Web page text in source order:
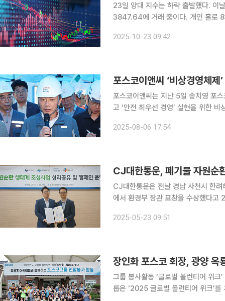
23일 양대 지수는 하락 출발했다. 이날 오전 9시 36분 기준 코스피는 전일보다 0.93% 내린
3847.64에 거래 중이다. 개인 홀로 8350억 원을 순매수, 외국인과 기관은 각각 3781억 원,
2.70원(0.19%) 오른 1433.70원에
2025-10-23 09:42
포스코이앤씨 ‘비상경영체
포스코이앤씨는 지난 5일 송치영 포
고 ‘안전 최우선 경영’ 실현을 위한
포스코이앤씨 전 사장은 “사장으로서
2025-08-06 17:54
CJ대한통운, 폐기물 자원순
CJ대한통운은 전날 경남 사천시 한
에서 환경부 장관 표창을 수상했다고 23일 밝혔다. CJ대한통운은 2023
업을 진행하는 등 물류 인프라를 활
2025-05-23 09:51
장인화 포스코 회장, 광양 옥
그룹 봉사활동 ‘글로벌 볼런티어 위크’
룹은 ‘2025 글로벌 볼런티어 위크’